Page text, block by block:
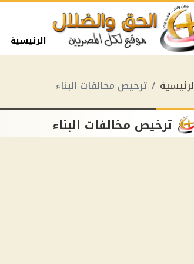
الرئيسية
ترخيص مخالفات البناء
ترخيص مخالفات البناء